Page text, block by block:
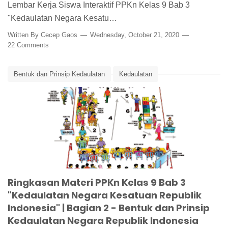
Lembar Kerja Siswa Interaktif PPKn Kelas 9 Bab 3
"Kedaulatan Negara Kesatu…
Written By Cecep Gaos
Wednesday, October 21, 2020
22 Comments
Bentuk dan Prinsip Kedaulatan Kedaulatan
Media Pembelajaran Ringkasan Materi
Ringkasan Materi PPKn Ringkasan Materi PPKn Kelas 9 Bab 3
Ringkasan Materi PPKn Kelas 9 Bab 3
"Kedaulatan Negara Kesatuan Republik
Indonesia" | Bagian 2 - Bentuk dan Prinsip
Kedaulatan Negara Republik Indonesia